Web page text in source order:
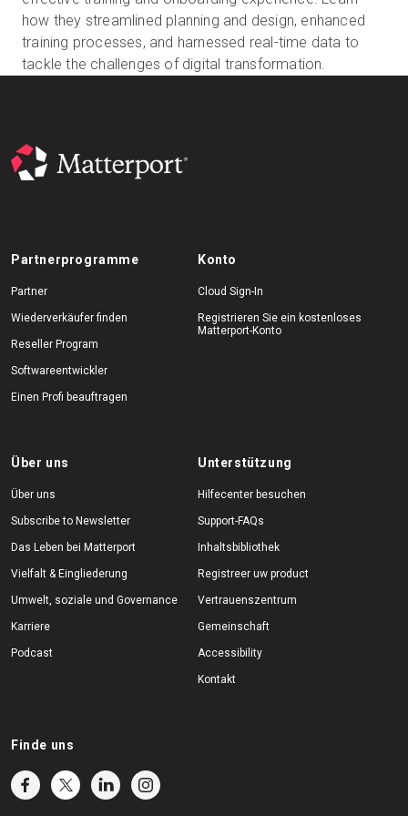
Kostenlose Testversion
DE
how they streamlined planning and design, enhanced
training processes, and harnessed real-time data to
tackle the challenges of digital transformation.
Partnerprogramme
Partner
Wiederverkäufer finden
Reseller Program
Softwareentwickler
Einen Profi beauftragen
Konto
Cloud Sign-In
Registrieren Sie ein kostenloses
Matterport-Konto
Über uns
Über uns
Subscribe to Newsletter
Das Leben bei Matterport
Vielfalt & Eingliederung
Umwelt, soziale und Governance
Karriere
Podcast
Unterstützung
Hilfecenter besuchen
Support-FAQs
Inhaltsbibliothek
Registreer uw product
Vertrauenszentrum
Gemeinschaft
Accessibility
Kontakt
Finde uns